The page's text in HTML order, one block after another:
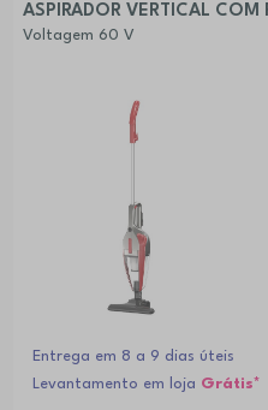
ASPIRADOR VERTICAL
Voltagem 60 V
Entrega em 8 a 9 dias úteis
Levantamento em loja Grátis*